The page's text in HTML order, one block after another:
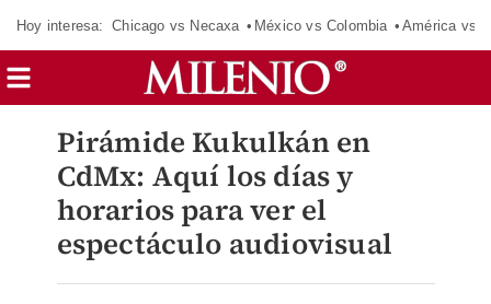
Hoy interesa: Chicago vs Necaxa México vs Colombia América vs
Pirámide Kukulkán en
CdMx: Aquí los días y
horarios para ver el
espectáculo audiovisual